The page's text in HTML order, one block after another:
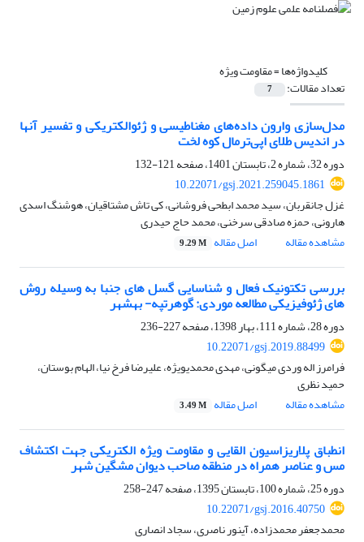
کلیدواژه‌ها =مقاومت ویژه
تعداد مقالات: 7
مدل‌سازی وارون داده‌های مغناطیسی و ژئوالکتریکی و تفسیر آنها
در اندیس طلای اپی‌ترمال کوه لخت
دوره 32، شماره 2، تابستان 1401، صفحه
121-132
10.22071/gsj.2021.259045.1861
غزل جانقربان، سید محمد ابطحی فروشانی، کی تاش مشتاقیان، هوشنگ اسدی
هارونی، حمزه صادقی سرخنی، محمد حاج حیدری
مشاهده مقاله
اصل مقاله 9.29 M
بررسی تکتونیک فعال و شناسایی گسل های جنبا به وسیله روش
های ژئوفیزیکی مطالعه موردی: گوهرتپه- بهشهر
دوره 28، شماره 111، بهار 1398، صفحه
227-236
10.22071/gsj.2019.88499
فرامرز اله وردی میگونی، مهدی محمدی‎ویژه، علیرضا فرخ نیا، الهام بوستان،
حمید نظری
مشاهده مقاله
اصل مقاله 3.49 M
انطباق پلاریزاسیون القایی و مقاومت ویژه الکتریکی جهت اکتشاف
مس و عناصر همراه در منطقه صاحب دیوان مشگین شهر
دوره 25، شماره 100، تابستان 1395، صفحه
247-258
10.22071/gsj.2016.40750
محمدجعفر محمدزاده، آینور ناصری، سجاد انصاری